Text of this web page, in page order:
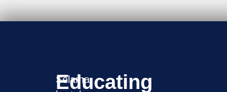
Educating
Selama